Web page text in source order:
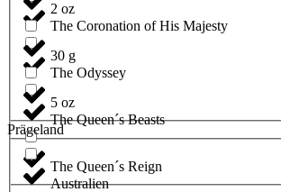
The Coronation of His Majesty
The Odyssey
The Queen´s Beasts
The Queen´s Reign
2 oz
30 g
5 oz
Prägeland
Australien